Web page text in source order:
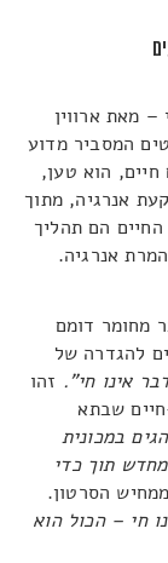
מאת ארווין
המסביר מדוע
הוא טען,
אנרגיה, מתוך
הם תהליך
אנרגיה.
מחומר דומם
להגדרה של
אינו חי". זהו
שבתא
במכונית
מחדש תוך כדי
הסרטון.
חי – הכול הוא